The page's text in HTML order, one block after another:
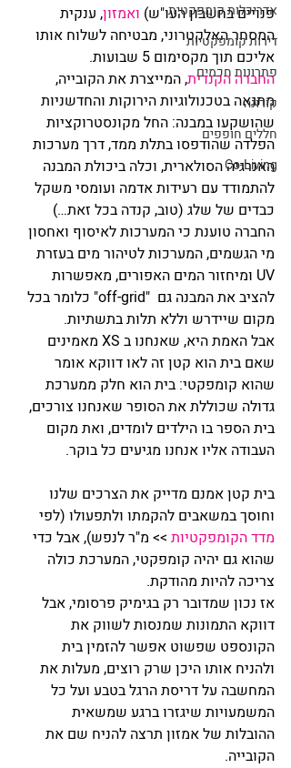
אדריכלות קומפקטית
דירות קומפקטיות
פתרונות חכמים
קורונה
חללים חופפים
Co-Living
פנויים בחשבון העו"ש) ואמזון, ענקית
המסחר האלקטרוני, מבטיחה לשלוח אותו
אליכם תוך מקסימום 5 שבועות.
החברה הקנדית, המייצרת את הקובייה,
מתגאה בטכנולוגיות הירוקות והחדשניות
שהושקעו במבנה: החל מקונסטרוקציות
הפלדה שהודפסו בתלת ממד, דרך מערכות
האנרגיה הסולארית, וכלה ביכולת המבנה
להתמודד עם רעידות אדמה ועומסי משקל
כבדים של שלג (טוב, קנדה בכל זאת…)
החברה טוענת כי המערכות לאיסוף ואחסון
מי הגשמים, המערכות לטיהור מים בעזרת
UV ומיחזור המים האפורים, מאפשרות
להציב את המבנה גם  "off-grid" כלומר בכל
מקום שיידרש וללא תלות בתשתיות.
אבל האמת היא, שאנחנו ב XS מאמינים
שאם בית הוא קטן זה לאו דווקא אומר
שהוא קומפקטי: בית הוא חלק ממערכת
גדולה שכוללת את הסופר שאנחנו צורכים,
בית הספר בו הילדים לומדים, ואת מקום
העבודה אליו אנחנו מגיעים כל בוקר.
בית קטן אמנם מדייק את הצרכים שלנו
וחוסך במשאבים להקמתו ולתפעולו (לפי
מדד הקומפקטיות >> מ"ר לנפש), אבל כדי
שהוא גם יהיה קומפקטי, המערכת כולה
צריכה להיות מהודקת.
אז נכון שמדובר רק בגימיק פרסומי, אבל
דווקא התמונות שמנסות לשווק את
הקונספט שפשוט אפשר להזמין בית
ולהניח אותו היכן שרק רוצים, מעלות את
המחשבה על דריסת הרגל בטבע ועל כל
המשמעויות שיגזרו ברגע שמשאית
ההובלות של אמזון תרצה להניח שם את
הקובייה.